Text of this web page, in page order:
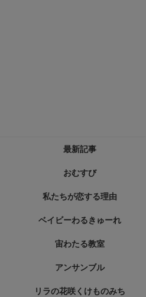
最新記事
おむすび
私たちが恋する理由
ベイビーわるきゅーれ
宙わたる教室
アンサンブル
リラの花咲くけものみち